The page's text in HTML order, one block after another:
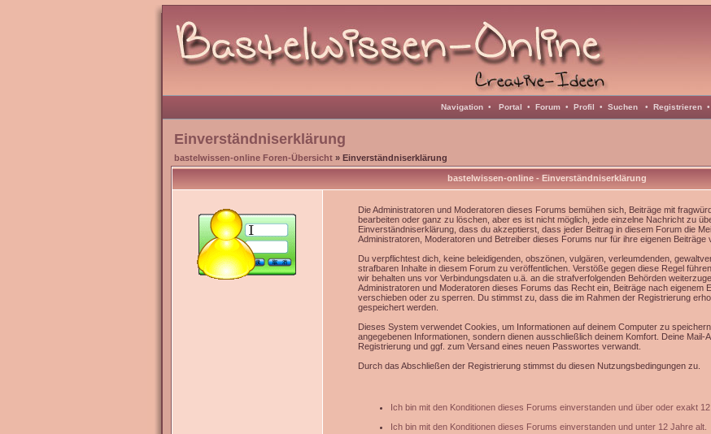
Navigation • Portal • Forum • Profil • Suchen • Registrieren •
Einverständniserklärung
bastelwissen-online Foren-Übersicht » Einverständniserklärung
bastelwissen-online - Einverständniserklärung
Die Administratoren und Moderatoren dieses Forums bemühen sich, Beiträge mit
bearbeiten oder ganz zu löschen, aber es ist nicht möglich, jede einzelne Nachricht zu
Einverständniserklärung, dass du akzeptierst, dass jeder Beitrag in diesem Forum die
Administratoren, Moderatoren und Betreiber dieses Forums nur für ihre eigenen Beiträge
Du verpflichtest dich, keine beleidigenden, obszönen, vulgären, verleumdenden,
strafbaren Inhalte in diesem Forum zu veröffentlichen. Verstöße gegen diese Regel
wir behalten uns vor Verbindungsdaten u.ä. an die strafverfolgenden Behörden
Administratoren und Moderatoren dieses Forums das Recht ein, Beiträge nach eigenem
verschieben oder zu sperren. Du stimmst zu, dass die im Rahmen der Registrierung
gespeichert werden.
Dieses System verwendet Cookies, um Informationen auf deinem Computer zu
angegebenen Informationen, sondern dienen ausschließlich deinem Komfort. Deine
Registrierung und ggf. zum Versand eines neuen Passwortes verwandt.
Durch das Abschließen der Registrierung stimmst du diesen Nutzungsbedingungen zu.
Ich bin mit den Konditionen dieses Forums einverstanden und über oder exakt 12
Ich bin mit den Konditionen dieses Forums einverstanden und unter 12 Jahre alt.